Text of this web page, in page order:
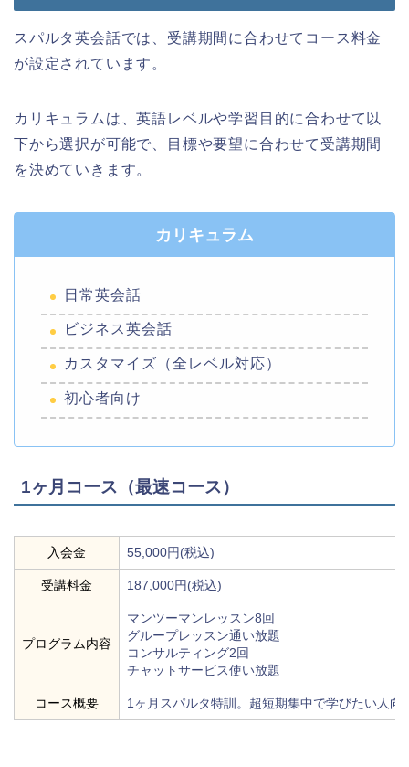
スパルタ英会話では、受講期間に合わせてコース料金
が設定されています。
カリキュラムは、英語レベルや学習目的に合わせて以
下から選択が可能で、目標や要望に合わせて受講期間
を決めていきます。
カリキュラム
日常英会話
ビジネス英会話
カスタマイズ（全レベル対応）
初心者向け
1ヶ月コース（最速コース）
入会金 55,000円(税込)
受講料金 187,000円(税込)
プログラム内容
マンツーマンレッスン8回
グループレッスン通い放題
コンサルティング2回
チャットサービス使い放題
コース概要 1ヶ月スパルタ特訓。超短期集中で学びたい人向